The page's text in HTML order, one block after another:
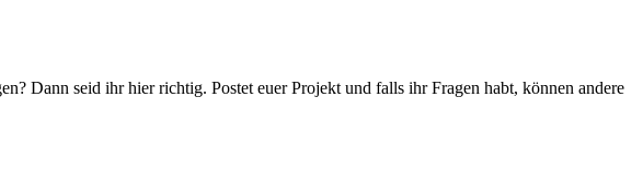
Dann seid ihr hier richtig. Postet euer Projekt und falls ihr Fragen habt, können andere